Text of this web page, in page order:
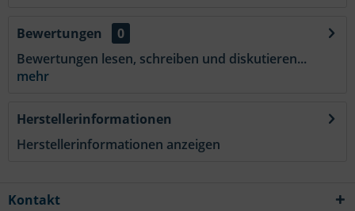
Bewertungen
0
Bewertungen lesen, schreiben und diskutieren...
mehr
Herstellerinformationen
Herstellerinformationen anzeigen
Kontakt